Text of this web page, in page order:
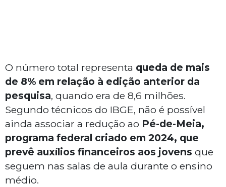
O número total representa queda de mais
de 8% em relação à edição anterior da
pesquisa, quando era de 8,6 milhões.
Segundo técnicos do IBGE, não é possível
ainda associar a redução ao Pé-de-Meia,
programa federal criado em 2024, que
prevê auxílios financeiros aos jovens que
seguem nas salas de aula durante o ensino
médio.